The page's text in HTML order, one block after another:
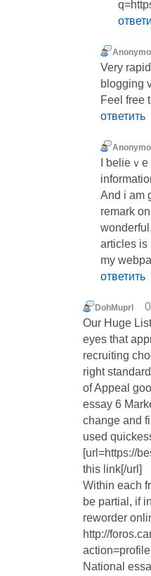
Very
blogging
Feel free
ответить
I ƅelieｖ
And i am
remark
articles is
my
ответить
DohMuprl
Our Huge
eyes that
recruiting
right
of Appeal
essay 6
change and
used
[url=https://
this link[/url]
Within each
be partial, if
reworder
http://
National